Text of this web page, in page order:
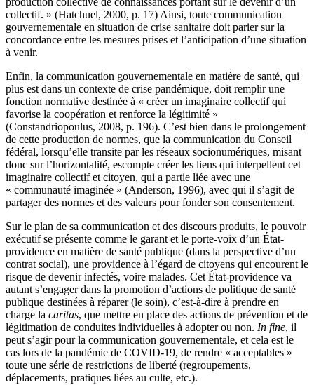
collectif. » (Hatchuel, 2000, p. 17) Ainsi, toute communication
gouvernementale en situation de crise sanitaire doit parier sur la
concordance entre les mesures prises et l’anticipation d’une situation
à venir.
Enfin, la communication gouvernementale en matière de santé, qui
plus est dans un contexte de crise pandémique, doit remplir une
fonction normative destinée à « créer un imaginaire collectif qui
favorise la coopération et renforce la légitimité »
(Constandriopoulus, 2008, p. 196). C’est bien dans le prolongement
de cette production de normes, que la communication du Conseil
fédéral, lorsqu’elle transite par les réseaux socionumériques, misant
donc sur l’horizontalité, escompte créer les liens qui interpellent cet
imaginaire collectif et citoyen, qui a partie liée avec une
« communauté imaginée » (Anderson, 1996), avec qui il s’agit de
partager des normes et des valeurs pour fonder son consentement.
Sur le plan de sa communication et des discours produits, le pouvoir
exécutif se présente comme le garant et le porte-voix d’un État-
providence en matière de santé publique (dans la perspective d’un
contrat social), une providence à l’égard de citoyens qui encourent le
risque de devenir infectés, voire malades. Cet État-providence va
autant s’engager dans la promotion d’actions de politique de santé
publique destinées à réparer (le soin), c’est-à-dire à prendre en
charge la caritas, que mettre en place des actions de prévention et de
légitimation de conduites individuelles à adopter ou non. In fine, il
peut s’agir pour la communication gouvernementale, et cela est le
cas lors de la pandémie de COVID-19, de rendre « acceptables »
toute une série de restrictions de liberté (regroupements,
déplacements, pratiques liées au culte, etc.).